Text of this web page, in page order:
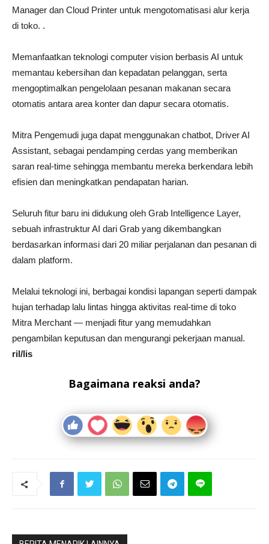
Manager dan Cloud Printer untuk mengotomatisasi alur kerja
di toko. .
Memanfaatkan teknologi computer vision berbasis AI untuk
memantau kebersihan dan kepadatan pelanggan, serta
mengoptimalkan pengelolaan pesanan makanan secara
otomatis antara area konter dan dapur secara otomatis.
Mitra Pengemudi juga dapat menggunakan chatbot, Driver AI
Assistant, sebagai pendamping cerdas yang memberikan
saran real-time sehingga membantu mereka berkendara lebih
efisien dan meningkatkan pendapatan harian.
Seluruh fitur baru ini didukung oleh Grab Intelligence Layer,
sebuah infrastruktur AI dari Grab yang dikembangkan
berdasarkan informasi dari 20 miliar perjalanan dan pesanan di
dalam platform.
Melalui teknologi ini, berbagai kondisi lapangan seperti dampak
hujan terhadap lalu lintas hingga aktivitas real-time di toko
Mitra Merchant — menjadi fitur yang memudahkan
pengambilan keputusan dan mengurangi pekerjaan manual.
ril/lis
Bagaimana reaksi anda?